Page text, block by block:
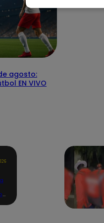
agosto:
EN VIVO